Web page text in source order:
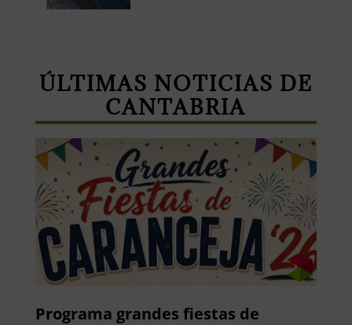
ÚLTIMAS NOTICIAS DE
CANTABRIA
Programa grandes fiestas de